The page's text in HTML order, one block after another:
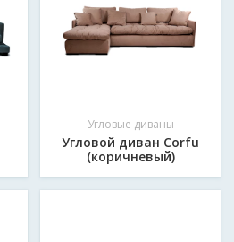
Угловые диваны
Угловой диван Corfu
(коричневый)